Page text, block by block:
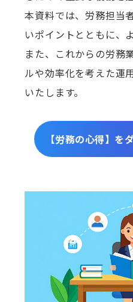
本資料では、労務担当
いポイントとともに、
また、これからの労務
ルや効率化を考えた運
いたします。
【労務の心得】を